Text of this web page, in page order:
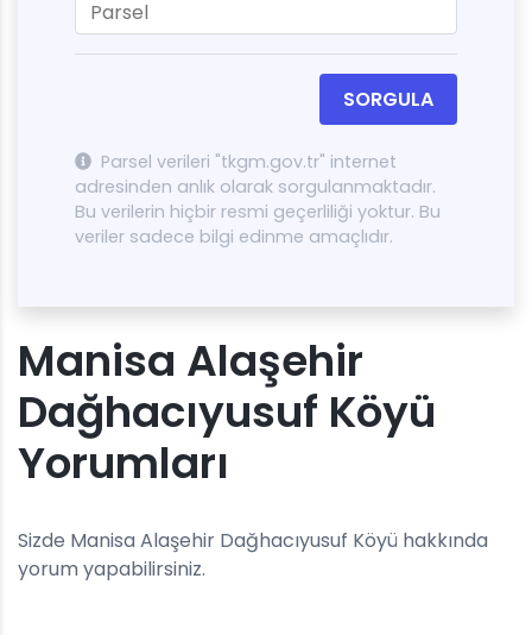
SORGULA
Parsel verileri "tkgm.gov.tr" internet
adresinden anlık olarak sorgulanmaktadır.
Bu verilerin hiçbir resmi geçerliliği yoktur. Bu
veriler sadece bilgi edinme amaçlıdır.
Manisa Alaşehir
Dağhacıyusuf Köyü
Yorumları
Sizde Manisa Alaşehir Dağhacıyusuf Köyü hakkında
yorum yapabilirsiniz.